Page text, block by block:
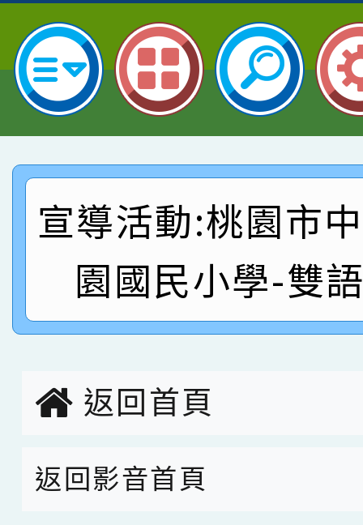
名
倩參加桃園市科展 國
名 指導老師王老師、
賀！本校四年二班張O
園市英語競賽國小朗讀
指導老師林老師
賀！本校參加桃園市中
賽 劉文瑛教師榮獲教
臺灣台語-第二名
賀！本校參與2026世
市賽榮獲科學小創客佳
創客第三名。
賀！本校參加桃園市中
賽 洪綺君教師榮獲社
賀！本校阿巴斯O蜜、
名 指導老師王老師、
園市英語競賽國小朗
指導老師林老師
賀！本校參加桃園市中
臺灣台語-第二名
市賽榮獲科學小創客佳
宣導活動:桃園市
園國民小學-雙
返回首頁
返回影音首頁